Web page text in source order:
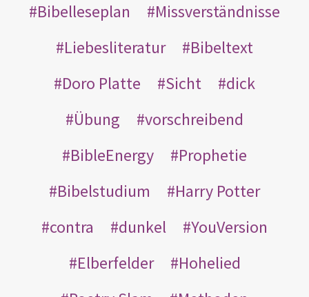
Bibelleseplan
Missverständnisse
Liebesliteratur
Bibeltext
Doro Platte
Sicht
dick
Übung
vorschreibend
BibleEnergy
Prophetie
Bibelstudium
Harry Potter
contra
dunkel
YouVersion
Elberfelder
Hohelied